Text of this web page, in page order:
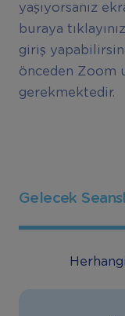
yaşıyorsanız
buraya
giriş
önceden Zoom
gerekmektedir.
Gelecek